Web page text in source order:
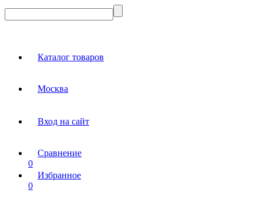
Каталог товаров
Москва
Вход на сайт
Сравнение
0
Избранное
0